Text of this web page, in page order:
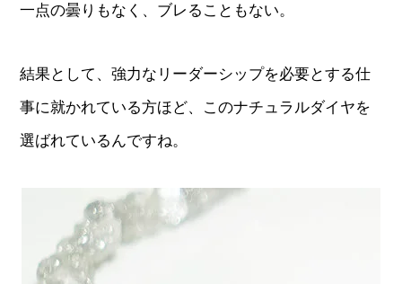
一点の曇りもなく、ブレることもない。
結果として、強力なリーダーシップを必要とする仕
事に就かれている方ほど、このナチュラルダイヤを
選ばれているんですね。